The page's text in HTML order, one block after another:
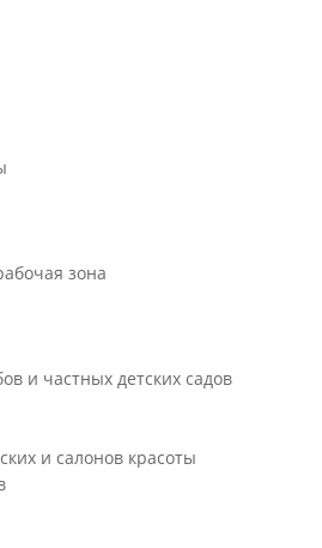
зона
и частных детских садов
и салонов красоты